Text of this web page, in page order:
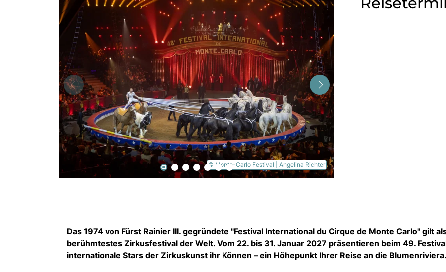
© Monte-Carlo Festival | Angelina Richter
Das 1974 von Fürst Rainier III. gegründete "Festival International du Cirque de Monte Carlo" gilt
berühmtestes Zirkusfestival der Welt. Vom 22. bis 31. Januar 2027 präsentieren beim 49.
internationale Stars der Zirkuskunst ihr Können – ein Höhepunkt Ihrer Reise an die Blumenriviera.